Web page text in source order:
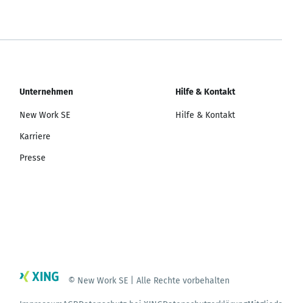
Unternehmen
New Work SE
Karriere
Presse
Hilfe & Kontakt
Hilfe & Kontakt
© New Work SE | Alle Rechte vorbehalten